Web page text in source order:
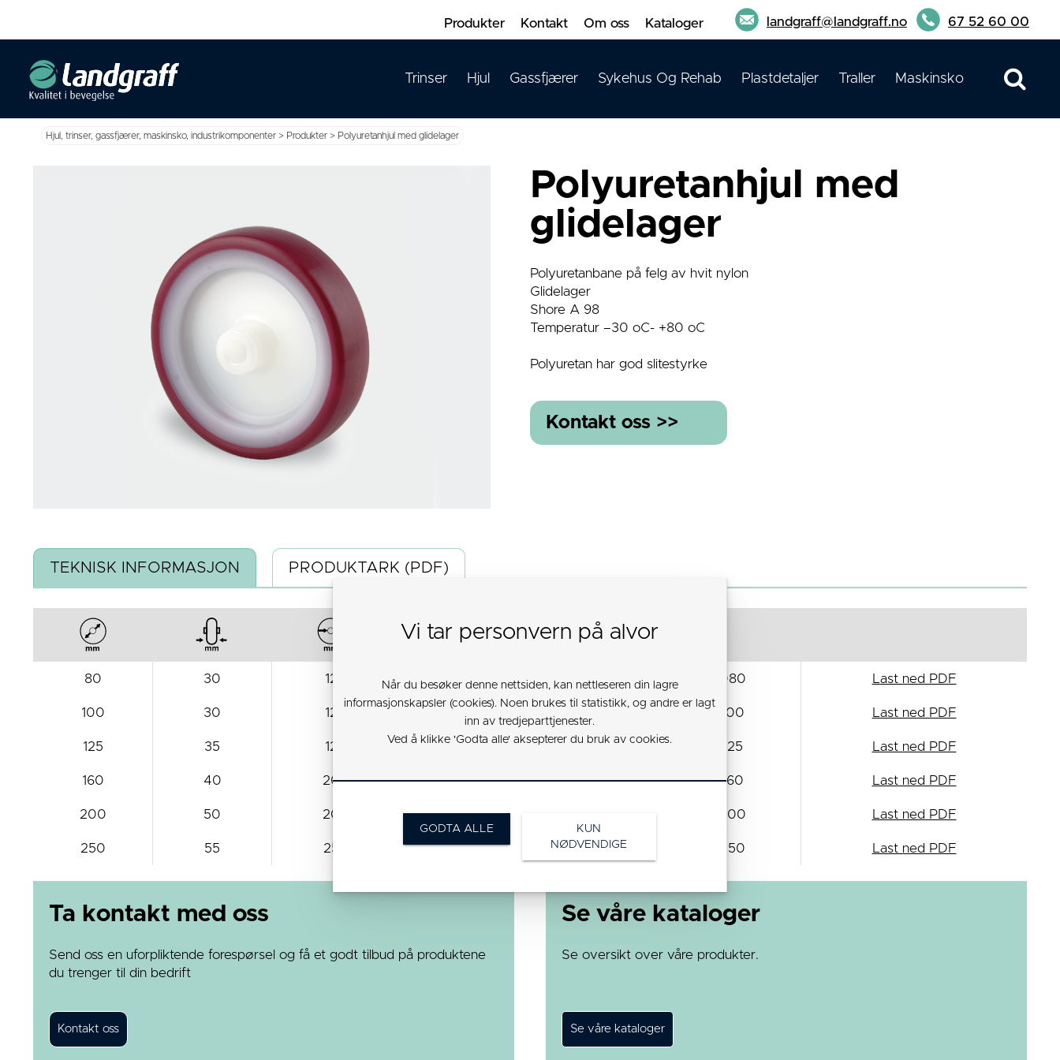
Produkter Kontakt Om oss Kataloger landgraff@landgraff.no 67 52 60 00
Trinser Hjul Gassfjærer Sykehus Og Rehab Plastdetaljer Traller Maskinsko
Hjul, trinser, gassfjærer, maskinsko, industrikomponenter > Produkter > Polyuretanhjul med glidelager
Polyuretanhjul med
glidelager
Polyuretanbane på felg av hvit nylon
Glidelager
Shore A 98
Temperatur –30 oC- +80 oC
Polyuretan har god slitestyrke
Kontakt oss >>
TEKNISK INFORMASJON PRODUKTARK (PDF)
80 30 12 44 UAO 080 Last ned PDF
100 30 12 45 UAO 100 Last ned PDF
125 35 12 45 225 UAO 125 Last ned PDF
160 40 20 60 400 UAO 160 Last ned PDF
200 50 20 60 UAO 200 Last ned PDF
250 55 25 60 1000 UAO 250 Last ned PDF
Ta kontakt med oss
Send oss en uforpliktende forespørsel og få et godt tilbud på produktene
du trenger til din bedrift
Se våre kataloger
Se oversikt over våre produkter.
Vi tar personvern på alvor
Når du besøker denne nettsiden, kan nettleseren din lagre
informasjonskapsler (cookies). Noen brukes til statistikk, og andre er lagt
inn av tredjeparttjenester.
Ved å klikke 'Godta alle' aksepterer du bruk av cookies.
GODTA ALLE
KUN
NØDVENDIGE